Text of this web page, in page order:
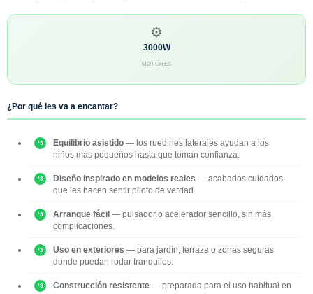
⚙️
3000W
MOTORES
¿Por qué les va a encantar?
Equilibrio asistido — los ruedines laterales ayudan a los
niños más pequeños hasta que toman confianza.
Diseño inspirado en modelos reales — acabados cuidados
que les hacen sentir piloto de verdad.
Arranque fácil — pulsador o acelerador sencillo, sin más
complicaciones.
Uso en exteriores — para jardín, terraza o zonas seguras
donde puedan rodar tranquilos.
Construcción resistente — preparada para el uso habitual en